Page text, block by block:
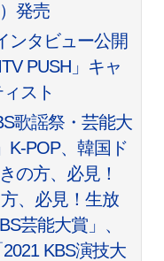
発売
ンタビュー公開
PUSH」キャ
スト
歌謡祭・芸能大
K-POP、韓国ド
の方、必見！
、必見！生放
芸能大賞」、
2021 KBS演技大